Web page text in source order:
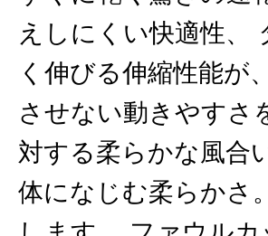
えしにくい快適性、
く伸びる伸縮性能が
させない動きやすさ
対する柔らかな風合
体になじむ柔らかさ